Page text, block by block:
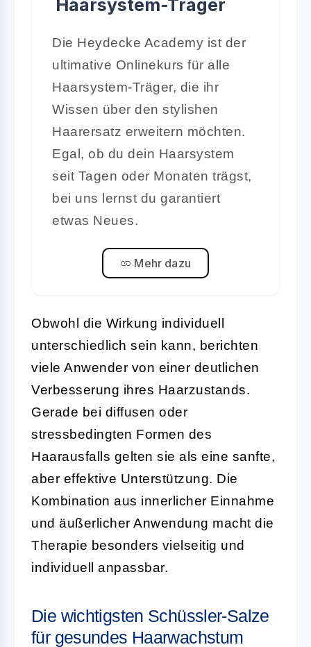
Haarsystem-Träger
Die Heydecke Academy ist der
ultimative Onlinekurs für alle
Haarsystem-Träger, die ihr
Wissen über den stylishen
Haarersatz erweitern möchten.
Egal, ob du dein Haarsystem
seit Tagen oder Monaten trägst,
bei uns lernst du garantiert
etwas Neues.
Mehr dazu
Obwohl die Wirkung individuell
unterschiedlich sein kann, berichten
viele Anwender von einer deutlichen
Verbesserung ihres Haarzustands.
Gerade bei diffusen oder
stressbedingten Formen des
Haarausfalls gelten sie als eine sanfte,
aber effektive Unterstützung. Die
Kombination aus innerlicher Einnahme
und äußerlicher Anwendung macht die
Therapie besonders vielseitig und
individuell anpassbar.
Die wichtigsten Schüssler-Salze
für gesundes Haarwachstum